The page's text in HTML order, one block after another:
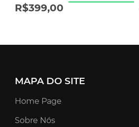
R$399,00
MAPA DO SITE
Home Page
Sobre Nós